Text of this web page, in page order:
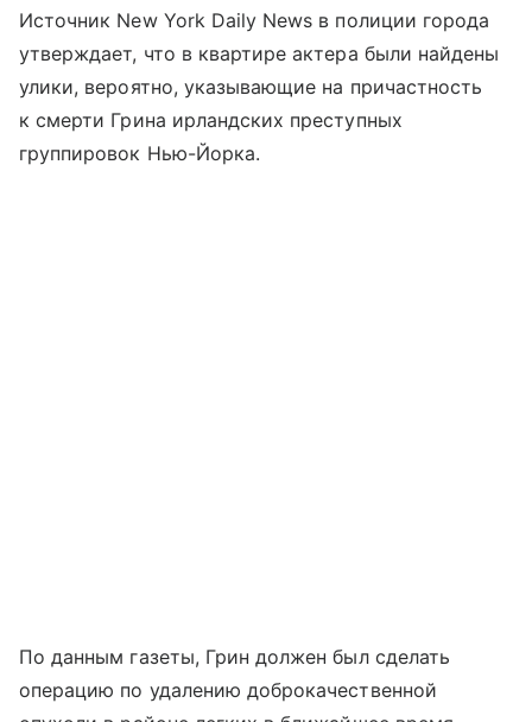
Источник New York Daily News в полиции города
утверждает, что в квартире актера были найдены
улики, вероятно, указывающие на причастность
к смерти Грина ирландских преступных
группировок Нью-Йорка.
По данным газеты, Грин должен был сделать
операцию по удалению доброкачественной